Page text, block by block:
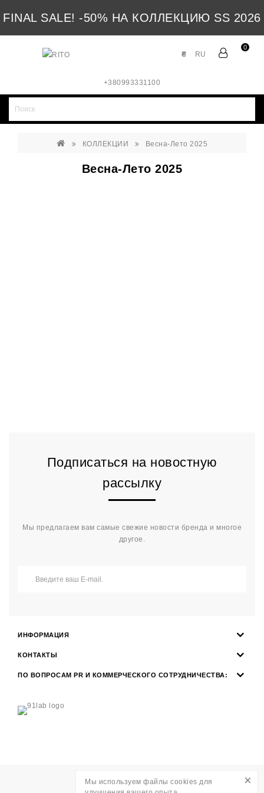
FINAL SALE! -50% НА КОЛЛЕКЦИЮ SS 2026
0
RU
₴
+380993331100
КОЛЛЕКЦИИ Весна-Лето 2025
Весна-Лето 2025
Подписаться на новостную
рассылку
Мы предлагаем вам самые свежие новости бренда и многое
другое.
ИНФОРМАЦИЯ
КОНТАКТЫ
ПО ВОПРОСАМ PR И КОММЕРЧЕСКОГО СОТРУДНИЧЕСТВА:
Мы используем файлы cookies для
×